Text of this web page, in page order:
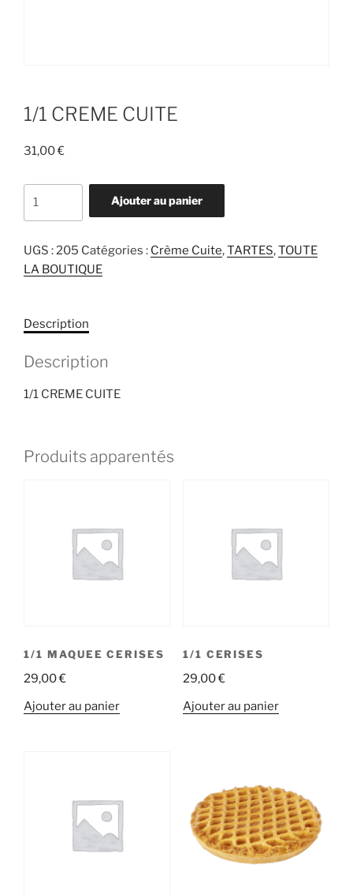
1/1 CREME CUITE
31,00€
CREME
CUITE
Ajouter au panier
UGS : 205 Catégories : Crème Cuite,TARTES,TOUTE
LA BOUTIQUE
Description
Description
1/1 CREME CUITE
Produits apparentés
1/1 MAQUEE CERISES
29,00€
Ajouter au panier
1/1 CERISES
29,00€
Ajouter au panier